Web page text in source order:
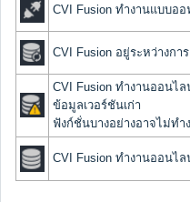
CVI Fusion ทำงานแบบอ
CVI Fusion อยู่ระหว่างก
CVI Fusion ทำงานออนไ
ข้อมูลเวอร์ชันเก่า
ฟังก์ชั่นบางอย่างอาจไม่ทำ
CVI Fusion ทำงานออนไล